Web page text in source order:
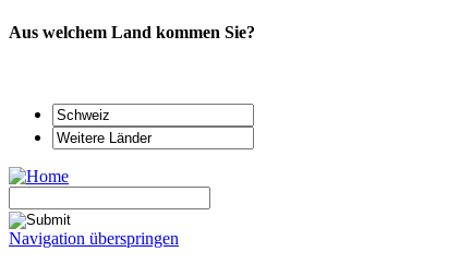
Aus welchem Land kommen Sie?
Navigation überspringen